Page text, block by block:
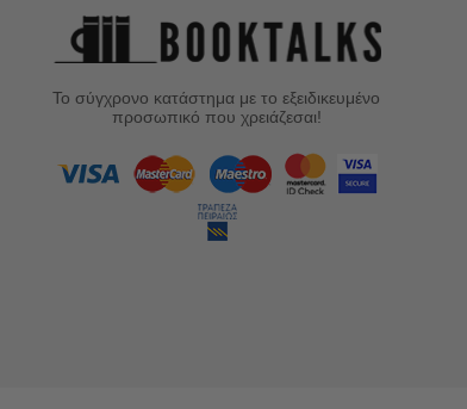
Το σύγχρονο κατάστημα με το εξειδικευμένο
προσωπικό που χρειάζεσαι!